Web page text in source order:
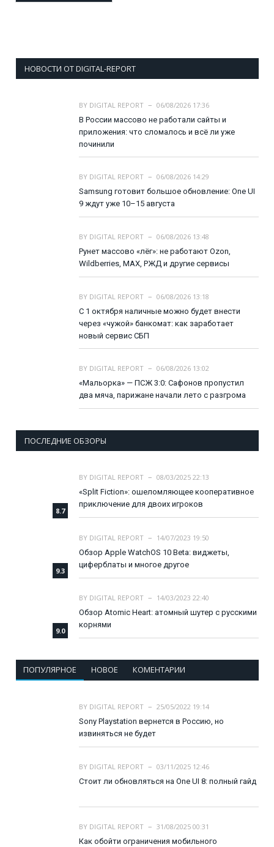
НОВОСТИ ОТ DIGITAL-REPORT
BY DIGITAL REPORT
06/08/2026 17:36
В России массово не работали сайты и
приложения: что сломалось и всё ли уже
починили
BY DIGITAL REPORT
06/08/2026 14:29
Samsung готовит большое обновление: One UI
9 ждут уже 10–15 августа
BY DIGITAL REPORT
06/08/2026 13:48
Рунет массово «лёг»: не работают Ozon,
Wildberries, MAX, РЖД и другие сервисы
BY DIGITAL REPORT
06/08/2026 13:18
С 1 октября наличные можно будет внести
через «чужой» банкомат: как заработает
новый сервис СБП
BY DIGITAL REPORT
06/08/2026 13:02
«Мальорка» — ПСЖ 3:0: Сафонов пропустил
два мяча, парижане начали лето с разгрома
ПОСЛЕДНИЕ ОБЗОРЫ
8.7
BY DIGITAL REPORT
08/03/2025 22:13
«Split Fiction»: ошеломляющее кооперативное
приключение для двоих игроков
9.3
BY DIGITAL REPORT
14/07/2023 19:50
Обзор Apple WatchOS 10 Beta: виджеты,
циферблаты и многое другое
9.0
BY DIGITAL REPORT
14/03/2023 22:40
Обзор Atomic Heart: атомный шутер с русскими
корнями
ПОПУЛЯРНОЕ НОВОЕ КОМЕНТАРИИ
BY DIGITAL REPORT
25/05/2022 19:14
Sony Playstation вернется в Россию, но
извиняться не будет
BY DIGITAL REPORT
03/11/2025 12:46
Стоит ли обновляться на One UI 8: полный гайд
BY DIGITAL REPORT
31/08/2025 00:31
Как обойти ограничения мобильного